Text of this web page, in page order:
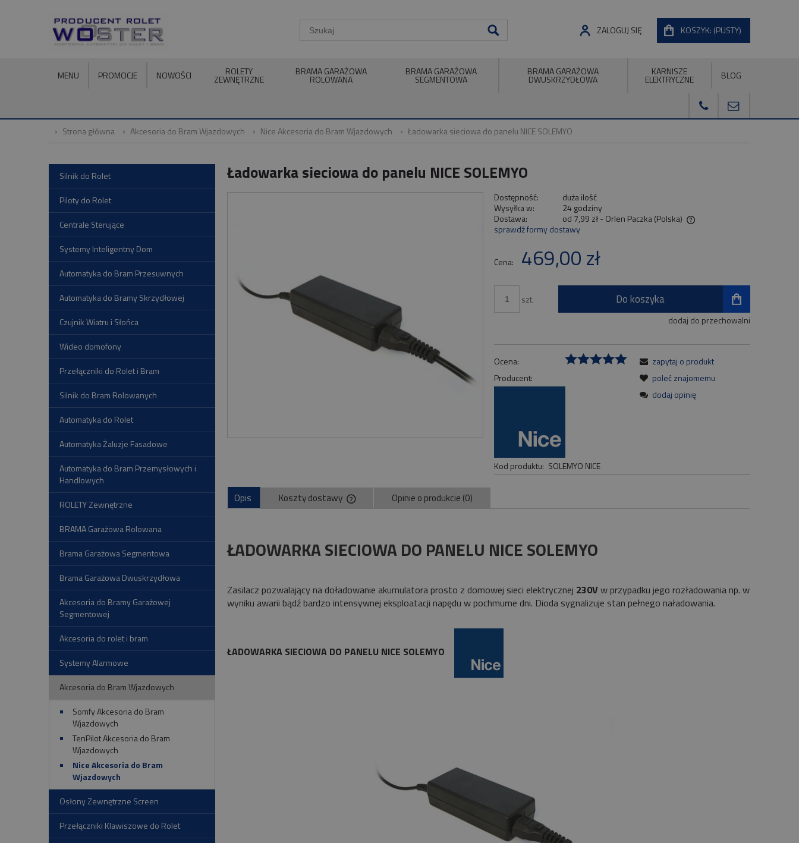
KOSZYK: (PUSTY)
ZALOGUJ SIĘ
MENU PROMOCJE NOWOŚCI ROLETY
ZEWNĘTRZNE
BRAMA GARAŻOWA
ROLOWANA
BRAMA GARAŻOWA
SEGMENTOWA
BRAMA GARAŻOWA
DWUSKRZYDŁOWA
KARNISZE
ELEKTRYCZNE BLOG
Strona główna Akcesoria do Bram Wjazdowych Nice Akcesoria do Bram Wjazdowych Ładowarka sieciowa do panelu NICE SOLEMYO
Silnik do Rolet
Piloty do Rolet
Centrale Sterujące
Systemy Inteligentny Dom
Automatyka do Bram Przesuwnych
Automatyka do Bramy Skrzydłowej
Czujnik Wiatru i Słońca
Wideo domofony
Przełączniki do Rolet i Bram
Silnik do Bram Rolowanych
Automatyka do Rolet
Automatyka Żaluzje Fasadowe
Automatyka do Bram Przemysłowych i
Handlowych
ROLETY Zewnętrzne
BRAMA Garażowa Rolowana
Brama Garażowa Segmentowa
Brama Garażowa Dwuskrzydłowa
Akcesoria do Bramy Garażowej
Segmentowej
Akcesoria do rolet i bram
Systemy Alarmowe
Akcesoria do Bram Wjazdowych
Somfy Akcesoria do Bram
Wjazdowych
TenPilot Akcesoria do Bram
Wjazdowych
Nice Akcesoria do Bram
Wjazdowych
Osłony Zewnętrzne Screen
Przełączniki Klawiszowe do Rolet
Ładowarka sieciowa do panelu NICE SOLEMYO
Dostępność:
duża ilość
Wysyłka w:
24 godziny
Dostawa:
od 7,99 zł- Orlen Paczka(Polska)
płatności
sprawdź formy dostawy
Cena: 469,00 zł
szt. Do koszyka
dodaj do przechowalni
Ocena:
Producent:
Kod produktu: SOLEMYO NICE
zapytaj o produkt
poleć znajomemu
dodaj opinię
Opis Koszty dostawy Opinie o produkcie (0)
ŁADOWARKA SIECIOWA DO PANELU NICE SOLEMYO
Zasilacz pozwalający na doładowanie akumulatora prosto z domowej sieci elektrycznej 230Vw przypadku jego rozładowania np. w
wyniku awarii bądź bardzo intensywnej eksploatacji napędu w pochmurne dni. Dioda sygnalizuje stan pełnego naładowania.
ŁADOWARKA SIECIOWA DO PANELU NICE SOLEMYO